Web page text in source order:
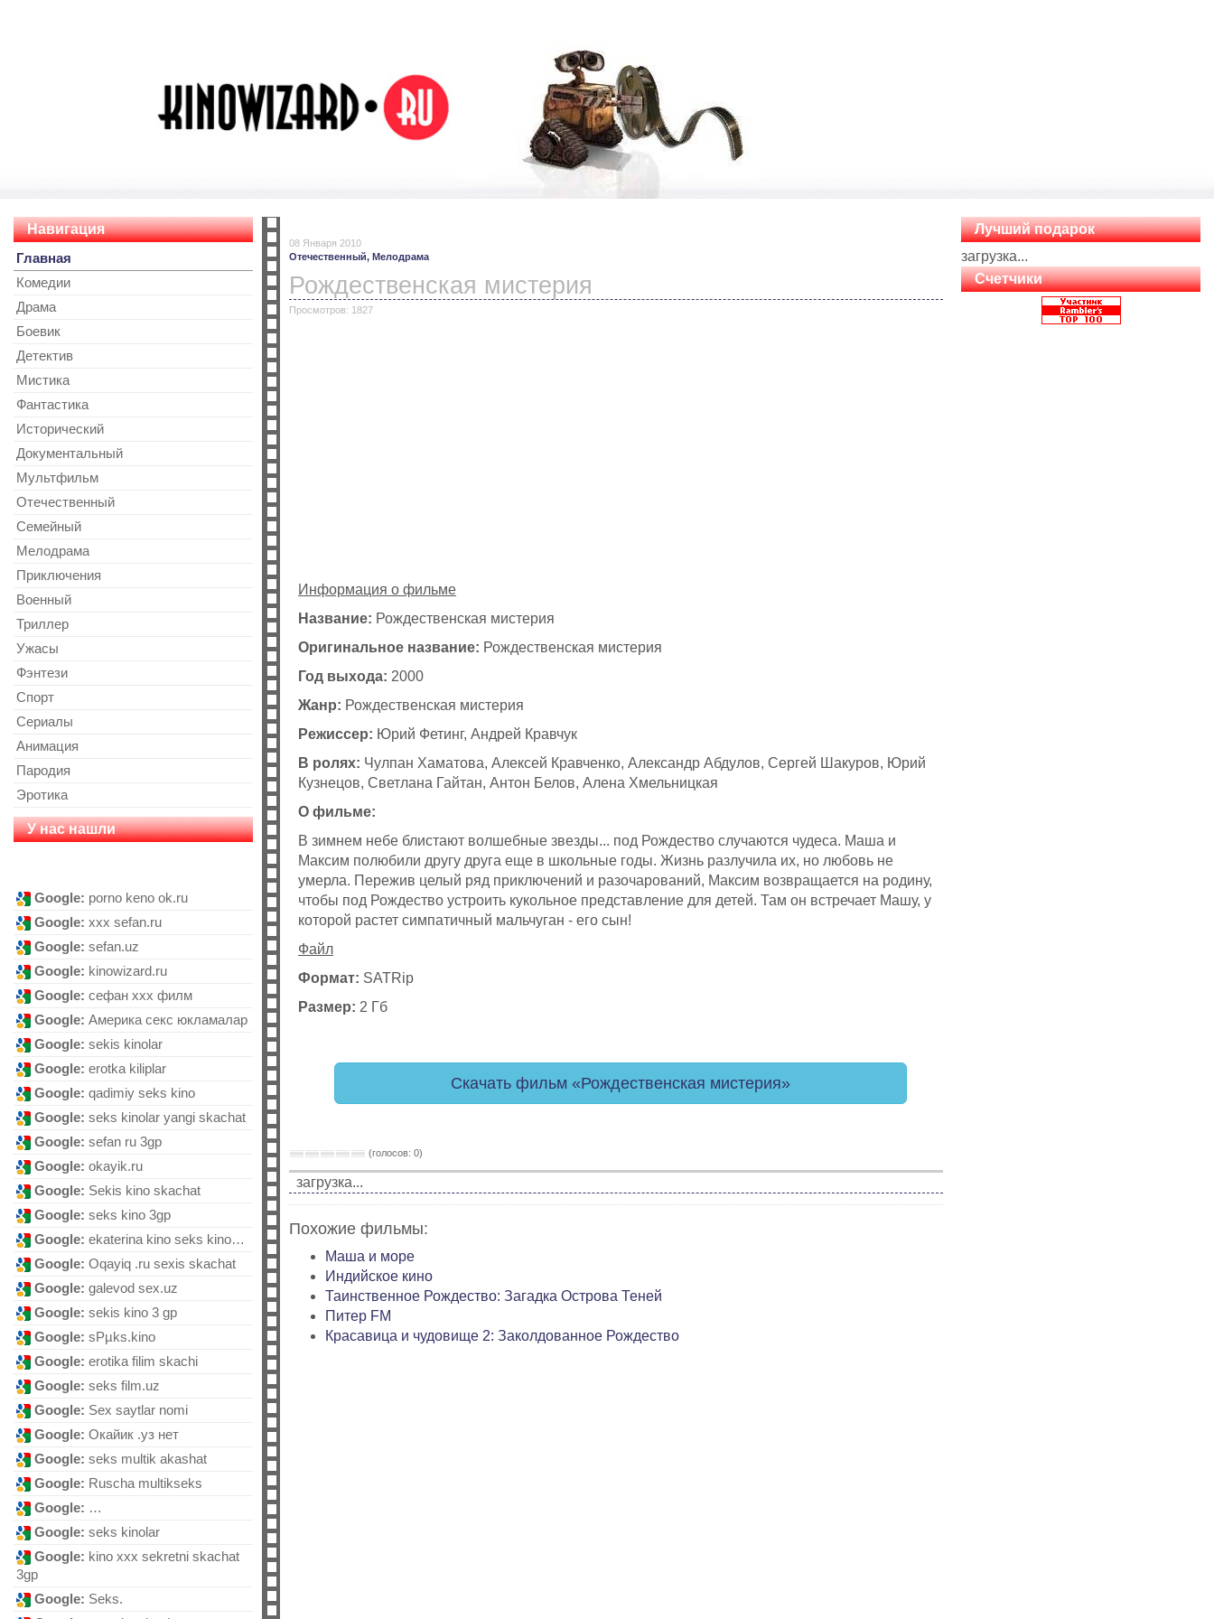
Навигация
Главная
Комедии
Драма
Боевик
Детектив
Мистика
Фантастика
Исторический
Документальный
Мультфильм
Отечественный
Cемейный
Мелодрама
Приключения
Военный
Триллер
Ужасы
Фэнтези
Спорт
Сериалы
Анимация
Пародия
Эротика
У нас нашли
Google: porno keno ok.ru
Google: xxx sefan.ru
Google: sefan.uz
Google: kinowizard.ru
Google: сефан ххх филм
Google: Америка секс юкламалар
Google: sekis kinolar
Google: erotka kiliplar
Google: qadimiy seks kino
Google: seks kinolar yangi skachat
Google: sefan ru 3gp
Google: okayik.ru
Google: Sekis kino skachat
Google: seks kino 3gp
Google: ekaterina kino seks kino…
Google: Oqayiq .ru sexis skachat
Google: galevod sex.uz
Google: sekis kino 3 gp
Google: sРµks.kino
Google: erotika filim skachi
Google: sеks film.uz
Google: Sex saytlar nomi
Google: Окайик .уз нет
Google: seks multik akashat
Google: Ruscha multikseks
Google: …
Google: seks kinolar
Google: kino xxx sekretni skachat
3gp
Google: Sеks.
08 Января 2010
Отечественный, Мелодрама
Рождественская мистерия
Просмотров: 1827
Информация о фильме
Название: Рождественская мистерия
Оригинальное название: Рождественская мистерия
Год выхода: 2000
Жанр: Рождественская мистерия
Режиссер: Юрий Фетинг, Андрей Кравчук
В ролях: Чулпан Хаматова, Алексей Кравченко, Александр Абдулов, Сергей Шакуров, Юрий
Кузнецов, Светлана Гайтан, Антон Белов, Алена Хмельницкая
О фильме:
В зимнем небе блистают волшебные звезды... под Рождество случаются чудеса. Маша и
Максим полюбили другу друга еще в школьные годы. Жизнь разлучила их, но любовь не
умерла. Пережив целый ряд приключений и разочарований, Максим возвращается на родину,
чтобы под Рождество устроить кукольное представление для детей. Там он встречает Машу, у
которой растет симпатичный мальчуган - его сын!
Файл
Формат: SATRip
Размер: 2 Гб
Скачать фильм «Рождественская мистерия»
(голосов: 0)
загрузка...
Похожие фильмы:
Маша и море
Индийское кино
Таинственное Рождество: Загадка Острова Теней
Питер FM
Красавица и чудовище 2: Заколдованное Рождество
Лучший подарок
загрузка...
Счетчики